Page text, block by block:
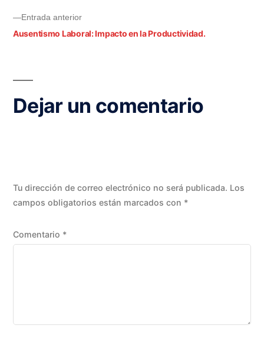
Entrada anterior
Ausentismo Laboral: Impacto en la Productividad.
Dejar un comentario
Tu dirección de correo electrónico no será publicada. Los
campos obligatorios están marcados con *
Comentario *